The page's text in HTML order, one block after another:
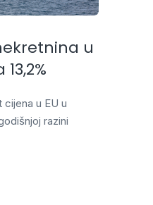
u
u EU u
razini